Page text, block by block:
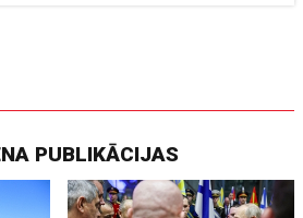
PUBLIKĀCIJAS